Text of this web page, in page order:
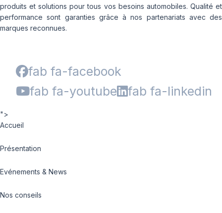
R666
SPORT MASTER
T010
produits et solutions pour tous vos besoins automobiles. Qualité et
performance sont garanties grâce à nos partenariats avec des
marques reconnues.
fab fa-facebook
fab fa-youtube
fab fa-linkedin
">
Accueil
Présentation
Evénements & News
Nos conseils